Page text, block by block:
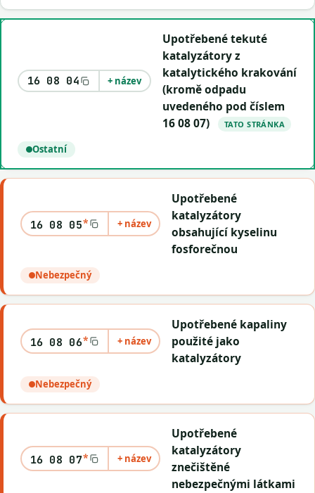
16 08 04 + název
Upotřebené tekuté
katalyzátory z
katalytického krakování
(kromě odpadu
uvedeného pod číslem
16 08 07)
TATO STRÁNKA
Ostatní
16 08 05* + název
Upotřebené
katalyzátory
obsahující kyselinu
fosforečnou
Nebezpečný
16 08 06* + název
Upotřebené kapaliny
použité jako
katalyzátory
Nebezpečný
16 08 07* + název
Upotřebené
katalyzátory
znečištěné
nebezpečnými látkami